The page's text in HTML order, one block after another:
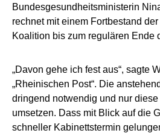
Bundesgesundheitsministerin
rechnet mit einem Fortbestand
Koalition bis zum regulären Ende
„Davon gehe ich fest aus“, sagte
„Rheinischen Post“. Die
dringend notwendig und nur
umsetzen. Dass mit Blick auf die
schneller Kabinettstermin